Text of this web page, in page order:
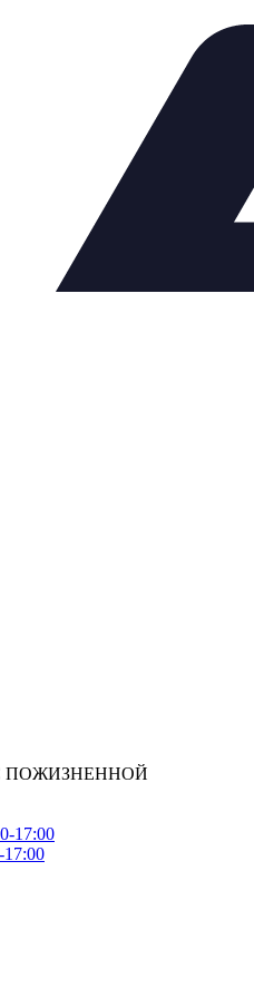
ПОЖИЗНЕННОЙ
17:00